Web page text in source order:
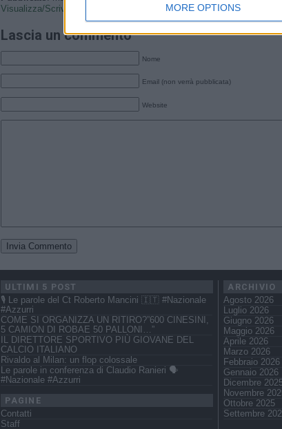
MORE OPTIONS
Visualizza/Scrivi
.
Lascia un commento
Nome
Email (non verrà pubblicata)
Website
ULTIMI 5 POST
🎙️ Le parole del Ct Roberto Mancini 🇮🇹 #Nazionale
#Azzurri
COME SI ORGANIZZA UN RITIRO?”600 CINESINI,
5 CAMION DI ROBAE 50 PALLONI…”
IL DIRETTORE SPORTIVO PIÙ GIOVANE DEL
CALCIO ITALIANO
Rivaldo al Milan: un flop colossale
Le parole in conferenza di Claudio Ranieri 🗣️
#Nazionale #Azzurri
PAGINE
Contatti
Staff
ARCHIVIO
Agosto 2026
Luglio 2026
Giugno 2026
Maggio 2026
Aprile 2026
Marzo 2026
Febbraio 2026
Gennaio 2026
Dicembre
Novembre
Ottobre 2025
Settembre